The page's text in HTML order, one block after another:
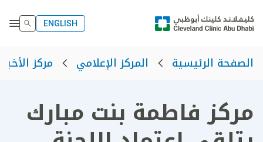
ENGLISH
الصفحة الرئيسية المركز الإعلامي مركز الأخبار
مركز فاطمة بنت مبارك